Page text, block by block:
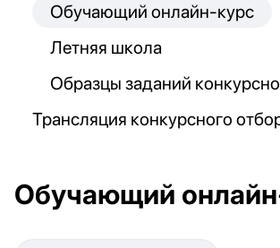
Обучающий онлайн-курс
Летняя школа
Образцы заданий
Трансляция конкурсного
Обучающий